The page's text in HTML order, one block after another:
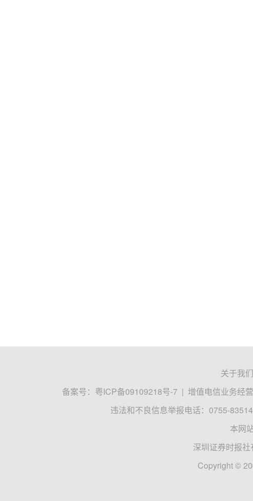
关于我们
备案号： 粤ICP备09109218号-7 | 增值电信业务经
违法和不良信息举报电话：0755-
本网
深圳证券时报
Copyright ©